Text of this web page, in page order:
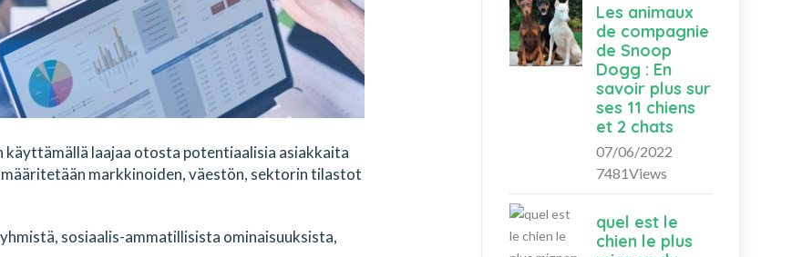
laajaa otosta potentiaalisia asiakkaita
markkinoiden, väestön, sektorin tilastot
sosiaalis-ammatillisista ominaisuuksista,
Les animaux
de compagnie
de Snoop
Dogg : En
savoir plus sur
ses 11 chiens
et 2 chats
07/06/2022
7481Views
quel est le
chien le plus